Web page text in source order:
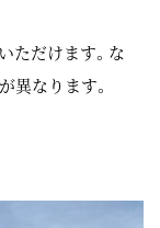
ただけます。な
異なります。